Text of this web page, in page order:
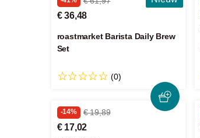
€ 36,48
roastmarket Barista Daily Brew
Set
(0)
-14% € 19,89
€ 17,02